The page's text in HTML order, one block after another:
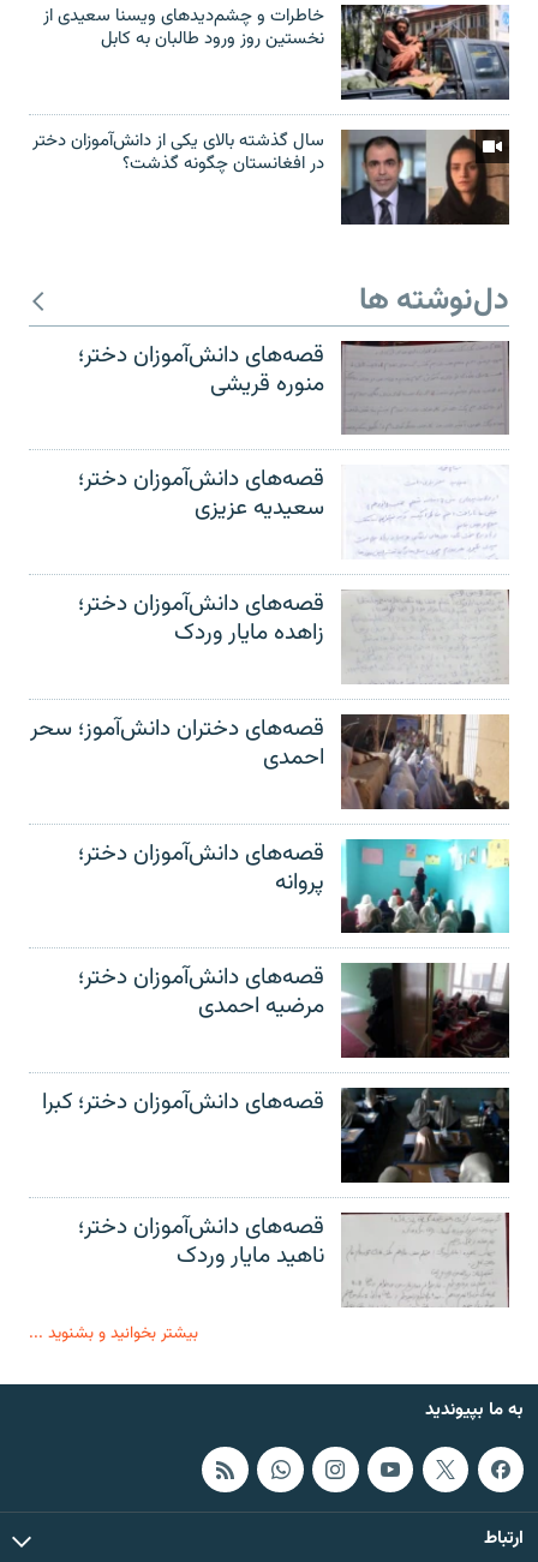
خاطرات و چشم‌دید‌های ویسنا سعیدی از
نخستین روز ورود طالبان به کابل
سال گذشته بالای یکی از دانش‌آموزان دختر
در افغانستان چگونه گذشت؟
دل‌نوشته ها
قصه‌های دانش‌آموزان دختر؛
منوره قریشی
قصه‌های دانش‌آموزان دختر؛
سعیدیه عزیزی
قصه‌های دانش‌آموزان دختر؛
زاهده مایار وردک
قصه‌های دختران دانش‌آموز؛ سحر
احمدی
قصه‌های دانش‌آموزان دختر؛
پروانه
قصه‌های دانش‌آموزان دختر؛
مرضیه احمدی
قصه‌های دانش‌آموزان دختر؛ کبرا
قصه‌های دانش‌آموزان دختر؛
ناهید مایار وردک
بیشتر بخوانید و بشنوید ...
به ما بپیوندید
ارتباط